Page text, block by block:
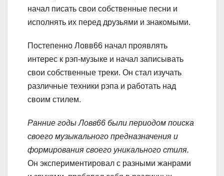
начал писать свои собственные песни и
исполнять их перед друзьями и знакомыми.
Постепенно Ловв66 начал проявлять
интерес к рэп-музыке и начал записывать
свои собственные треки. Он стал изучать
различные техники рэпа и работать над
своим стилем.
Ранние годы Ловв66 были периодом поиска
своего музыкального предназначения и
формирования своего уникального стиля.
Он экспериментировал с разными жанрами